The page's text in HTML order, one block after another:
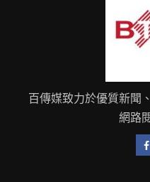
百傳媒致力於優質新聞
網路